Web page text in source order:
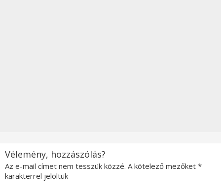
Vélemény, hozzászólás?
Az e-mail címet nem tesszük közzé. A kötelező mezőket *
karakterrel jelöltük